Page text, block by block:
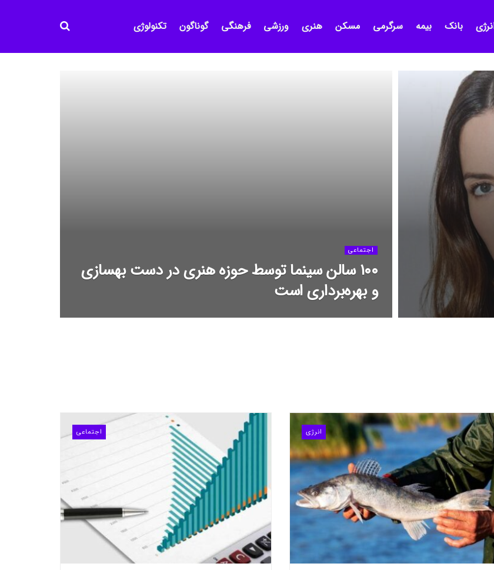
بانک بیمه سرگرمی مسکن هنری ورزشی فرهنگی گوناگون تکنولوژی
اجتماعی
۱۰۰ سالن سینما توسط حوزه هنری در دست بهسازی
و بهره‌برداری است
انرژی اجتماعی